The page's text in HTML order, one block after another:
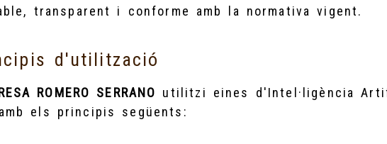
transparent i conforme amb la normativa vigent.
d'utilització
ROMERO SERRANO utilitzi eines d'Intel·ligència
els principis següents: